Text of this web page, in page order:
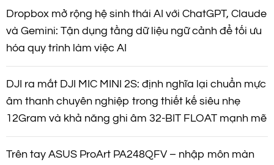
Dropbox mở rộng hệ sinh thái AI với ChatGPT, Claude
và Gemini: Tận dụng tầng dữ liệu ngữ cảnh để tối ưu
hóa quy trình làm việc AI
DJI ra mắt DJI MIC MINI 2S: định nghĩa lại chuẩn mực
âm thanh chuyên nghiệp trong thiết kế siêu nhẹ
12Gram và khả năng ghi âm 32-BIT FLOAT mạnh mẽ
Trên tay ASUS ProArt PA248QFV – nhập môn màn